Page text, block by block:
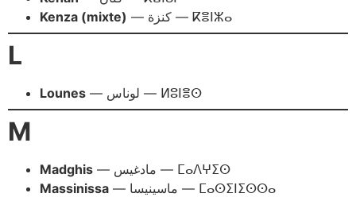
Kenza (mixte)
— كنزة — ⴽⴻⵏⵣⴰ
L
Lounes — لوناس — ⵍⵓⵏⴻⵙ
M
Madghis
— مادغيس — ⵎⴰⴷⵖⵉⵙ
Massinissa
— ماسينيسا — ⵎⴰⵙⵉⵏⵉⵙⵙⴰ